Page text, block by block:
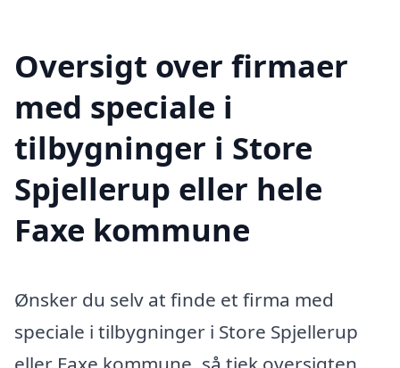
Oversigt over firmaer
med speciale i
tilbygninger i Store
Spjellerup eller hele
Faxe kommune
Ønsker du selv at finde et firma med
speciale i tilbygninger i Store Spjellerup